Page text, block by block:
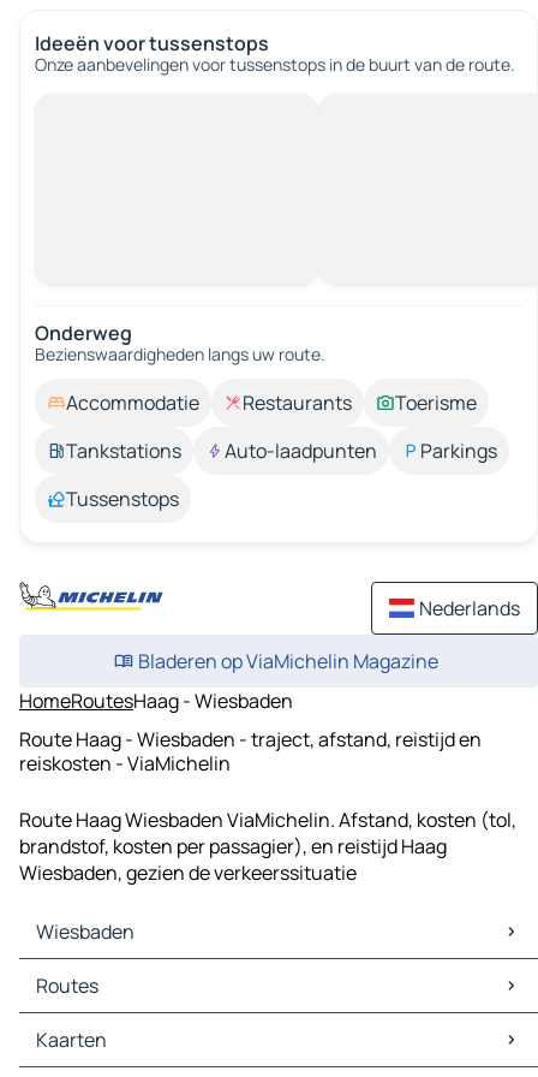
Ideeën voor tussenstops
Onze aanbevelingen voor tussenstops in de buurt van de route.
Onderweg
Bezienswaardigheden langs uw route.
Accommodatie Restaurants
Toerisme
Tankstations
Auto-laadpunten
Parkings
Tussenstops
Nederlands
Bladeren op ViaMichelin Magazine
HomeRoutesHaag - Wiesbaden
Route Haag - Wiesbaden - traject, afstand, reistijd en
reiskosten - ViaMichelin
Route Haag Wiesbaden ViaMichelin. Afstand, kosten (tol,
brandstof, kosten per passagier), en reistijd Haag
Wiesbaden, gezien de verkeerssituatie
Wiesbaden
Wiesbaden Kaarten
Wiesbaden Verkeer
Wiesbaden Hotels
Wiesbaden Restaurants
Routes
Routes Wiesbaden - Frankfurt am Main
Routes Wiesbaden - Keulen
Kaarten